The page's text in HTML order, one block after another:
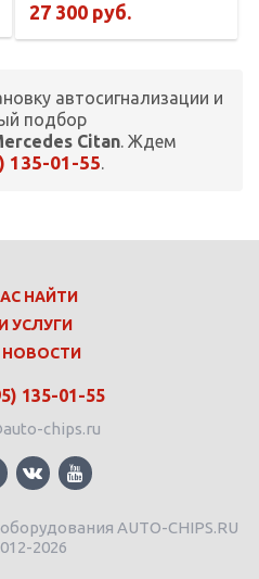
27 300 руб.
автосигнализации и
подбор
Citan. Ждем
135-01-55.
НАЙТИ
УСЛУГИ
135-01-55
chips.ru
AUTO-CHIPS.RU
2026